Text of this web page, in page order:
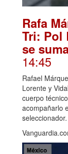
Rafa
Tri: Pol
se
14:45
Rafael
Lorente y
cuerpo
acompañarlo
seleccionador.